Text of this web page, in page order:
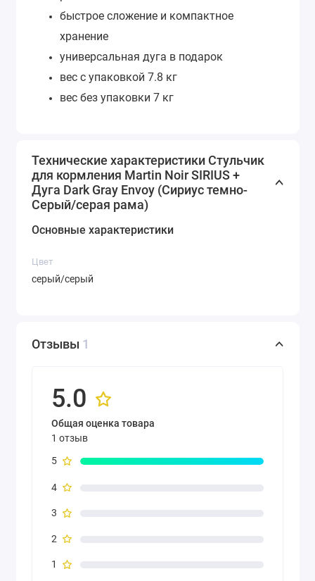
быстрое сложение и компактное
хранение
универсальная дуга в подарок
вес с упаковкой 7.8 кг
вес без упаковки 7 кг
Технические характеристики Стульчик
для кормления Martin Noir SIRIUS +
Дуга Dark Gray Envoy (Сириус темно-
Серый/серая рама)
Основные характеристики
Цвет
серый/серый
Отзывы 1
5.0
Общая оценка товара
1 отзыв
5
4
3
2
1